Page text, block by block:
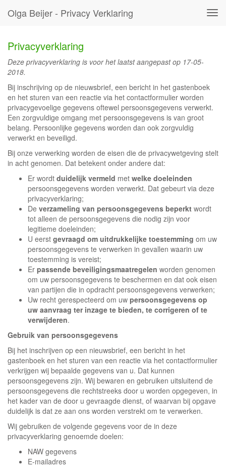
Olga Beijer - Privacy Verklaring
Privacyverklaring
Deze privacyverklaring is voor het laatst aangepast op 17-05-
2018.
Bij inschrijving op de nieuwsbrief, een bericht in het gastenboek
en het sturen van een reactie via het contactformulier worden
privacygevoelige gegevens oftewel persoonsgegevens verwerkt.
Een zorgvuldige omgang met persoonsgegevens is van groot
belang. Persoonlijke gegevens worden dan ook zorgvuldig
verwerkt en beveiligd.
Bij onze verwerking worden de eisen die de privacywetgeving stelt
in acht genomen. Dat betekent onder andere dat:
Er wordt duidelijk vermeld met welke doeleinden
persoonsgegevens worden verwerkt. Dat gebeurt via deze
privacyverklaring;
De verzameling van persoonsgegevens beperkt wordt
tot alleen de persoonsgegevens die nodig zijn voor
legitieme doeleinden;
U eerst gevraagd om uitdrukkelijke toestemming om uw
persoonsgegevens te verwerken in gevallen waarin uw
toestemming is vereist;
Er passende beveiligingsmaatregelen worden genomen
om uw persoonsgegevens te beschermen en dat ook eisen
van partijen die in opdracht persoonsgegevens verwerken;
Uw recht gerespecteerd om uw persoonsgegevens op
uw aanvraag ter inzage te bieden, te corrigeren of te
verwijderen.
Gebruik van persoonsgegevens
Bij het inschrijven op een nieuwsbrief, een bericht in het
gastenboek en het sturen van een reactie via het contactformulier
verkrijgen wij bepaalde gegevens van u. Dat kunnen
persoonsgegevens zijn. Wij bewaren en gebruiken uitsluitend de
persoonsgegevens die rechtstreeks door u worden opgegeven, in
het kader van de door u gevraagde dienst, of waarvan bij opgave
duidelijk is dat ze aan ons worden verstrekt om te verwerken.
Wij gebruiken de volgende gegevens voor de in deze
privacyverklaring genoemde doelen:
NAW gegevens
E-mailadres